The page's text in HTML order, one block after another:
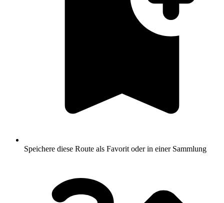
Speichere diese Route als Favorit oder in einer Sammlung